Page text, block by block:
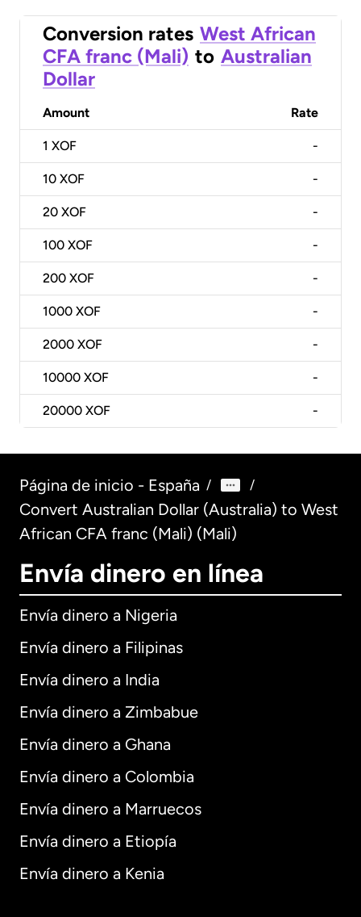
Conversion rates West African
CFA franc (Mali) to Australian
Dollar
Amount Rate
1 XOF -
10 XOF -
20 XOF -
100 XOF -
200 XOF -
1000 XOF -
2000 XOF -
10000 XOF -
20000 XOF -
Página de inicio - España / /
Convert Australian Dollar (Australia) to West
African CFA franc (Mali) (Mali)
Envía dinero en línea
Envía dinero a Nigeria
Envía dinero a Filipinas
Envía dinero a India
Envía dinero a Zimbabue
Envía dinero a Ghana
Envía dinero a Colombia
Envía dinero a Marruecos
Envía dinero a Etiopía
Envía dinero a Kenia